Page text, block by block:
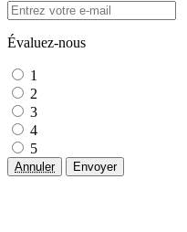
Évaluez-nous
1
2
3
4
5
Annuler Envoyer